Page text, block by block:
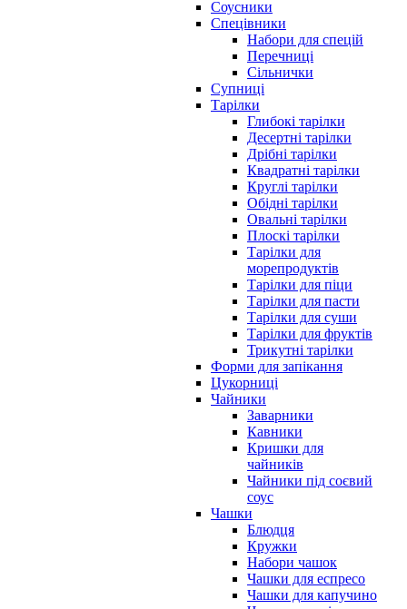
Соусники
Спецівники
Набори для спецій
Перечниці
Сільнички
Супниці
Тарілки
Глибокі тарілки
Десертні тарілки
Дрібні тарілки
Квадратні тарілки
Круглі тарілки
Обідні тарілки
Овальні тарілки
Плоскі тарілки
Тарілки для
морепродуктів
Тарілки для піци
Тарілки для пасти
Тарілки для суши
Тарілки для фруктів
Трикутні тарілки
Форми для запікання
Цукорниці
Чайники
Заварники
Кавники
Кришки для
чайників
Чайники під соєвий
соус
Чашки
Блюдця
Кружки
Набори чашок
Чашки для еспресо
Чашки для капучино